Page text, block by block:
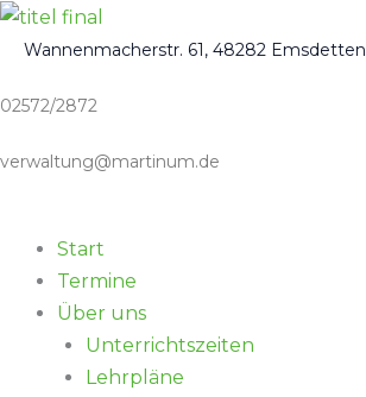
Zum
Inhalt
Wannenmacherstr. 61, 48282 Emsdetten
02572/2872
verwaltung@martinum.de
Start
Termine
Über uns
Unterrichtszeiten
Lehrpläne